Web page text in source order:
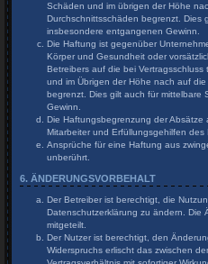
Schäden und im übrigen der Höhe
Durchschnittsschäden begrenzt. Dies
insbesondere entgangenen Gewinn.
Die Haftung ist gegenüber
Körper und Gesundheit oder
Betreibers auf die bei
und im Übrigen der Höhe nach auf
begrenzt. Dies gilt auch für
Gewinn.
Die Haftungsbegrenzung der
Mitarbeiter und Erfüllungsgehilfen des
Ansprüche für eine Haftung aus
unberührt.
6. ÄNDERUNGSVORBEHALT
Der Betreiber ist berechtigt, die
Datenschutzerklärung zu ändern. Die
mitgeteilt.
Der Nutzer ist berechtigt, den
Widerspruchs erlischt das zwischen